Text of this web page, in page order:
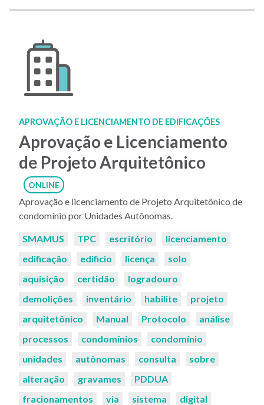
APROVAÇÃO E LICENCIAMENTO DE EDIFICAÇÕES
Aprovação e Licenciamento
de Projeto Arquitetônico
ONLINE
Aprovação e licenciamento de Projeto Arquitetônico de
condomínio por Unidades Autônomas.
Palavras-
SMAMUS TPC escritório
licenciamento
edificação
edificio licença
solo
aquisição
certidão
logradouro
demolições
inventário habilite
projeto
arquitetônico
Manual Protocolo
análise
processos
condomínios
condomínio
unidades
autônomas consulta
sobre
alteração
gravames
PDDUA
fracionamentos
via sistema
digital